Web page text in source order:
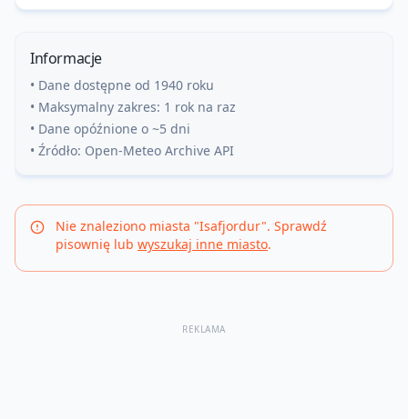
Informacje
• Dane dostępne od 1940 roku
• Maksymalny zakres: 1 rok na raz
• Dane opóźnione o ~5 dni
• Źródło: Open-Meteo Archive API
Nie znaleziono miasta "Isafjordur". Sprawdź
pisownię lub wyszukaj inne miasto.
REKLAMA